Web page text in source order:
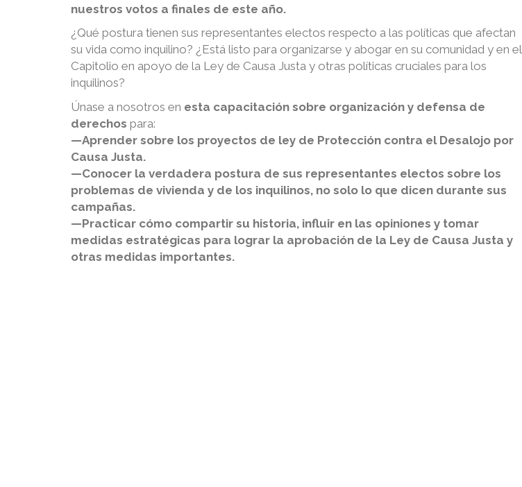
nuestros votos a finales de este año.
¿Qué postura tienen sus representantes electos respecto a las políticas que afectan
su vida como inquilino? ¿Está listo para organizarse y abogar en su comunidad y en el
Capitolio en apoyo de la Ley de Causa Justa y otras políticas cruciales para los
inquilinos?
Únase a nosotros en esta capacitación sobre organización y defensa de
derechos para:
—Aprender sobre los proyectos de ley de Protección contra el Desalojo por
Causa Justa.
—Conocer la verdadera postura de sus representantes electos sobre los
problemas de vivienda y de los inquilinos, no solo lo que dicen durante sus
campañas.
—Practicar cómo compartir su historia, influir en las opiniones y tomar
medidas estratégicas para lograr la aprobación de la Ley de Causa Justa y
otras medidas importantes.